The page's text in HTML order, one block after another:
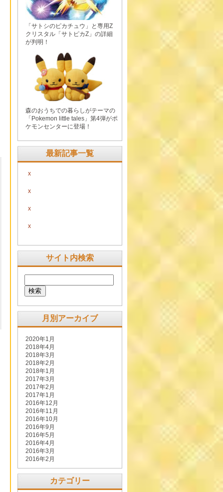
「サトシのピカチュウ」と専用Z
クリスタル「サトピカZ」の詳細
が判明！
森のおうちでの暮らしがテーマの
「Pokemon little tales」第4弾がポ
ケモンセンターに登場！
最新記事一覧
x
x
x
x
サイト内検索
月別アーカイブ
2020年1月
2018年4月
2018年3月
2018年2月
2018年1月
2017年3月
2017年2月
2017年1月
2016年12月
2016年11月
2016年10月
2016年9月
2016年5月
2016年4月
2016年3月
2016年2月
カテゴリー